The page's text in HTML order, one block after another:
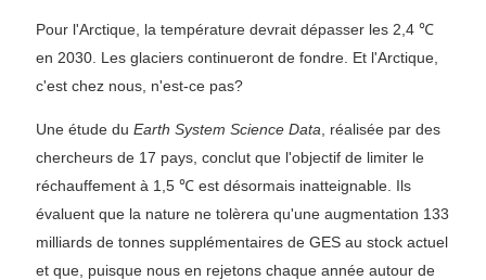
Pour l'Arctique, la température devrait dépasser les 2,4 ℃
en 2030. Les glaciers continueront de fondre. Et l'Arctique,
c'est chez nous, n'est-ce pas?
Une étude du Earth System Science Data , réalisée par des
chercheurs de 17 pays, conclut que l'objectif de limiter le
réchauffement à 1,5 ℃ est désormais inatteignable. Ils
évaluent que la nature ne tolèrera qu'une augmentation 133
milliards de tonnes supplémentaires de GES au stock actuel
et que, puisque nous en rejetons chaque année autour de